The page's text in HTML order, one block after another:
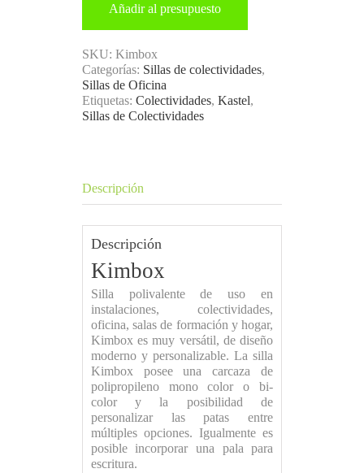
Añadir al presupuesto
SKU: Kimbox
Categorías: Sillas de colectividades,
Sillas de Oficina
Etiquetas: Colectividades, Kastel,
Sillas de Colectividades
Descripción
Descripción
Kimbox
Silla polivalente de uso en
instalaciones, colectividades,
oficina, salas de formación y hogar,
Kimbox es muy versátil, de diseño
moderno y personalizable. La silla
Kimbox posee una carcaza de
polipropileno mono color o bi-
color y la posibilidad de
personalizar las patas entre
múltiples opciones. Igualmente es
posible incorporar una pala para
escritura.